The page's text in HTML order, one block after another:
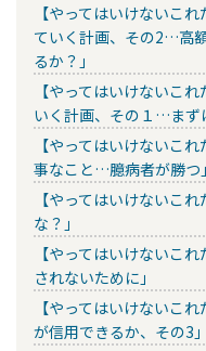
【やってはいけないこ
ていく計画、その2…高
るか？」
【やってはいけないこ
いく計画、その１…まず
【やってはいけないこ
事なこと…臆病者が勝つ」
【やってはいけないこ
な？」
【やってはいけないこ
されないために」
【やってはいけないこ
が信用できるか、その3」